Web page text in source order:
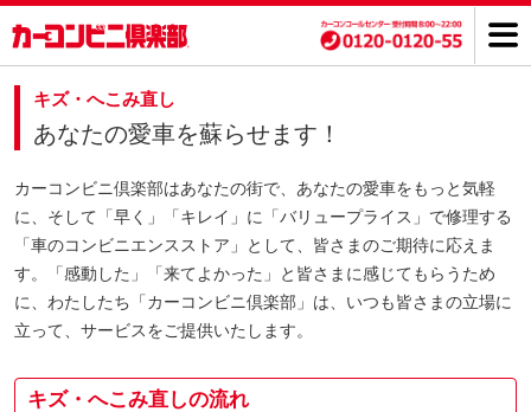
キズ・へこみ直し
あなたの愛車を蘇らせます！
カーコンビニ倶楽部はあなたの街で、あなたの愛車をもっと気軽
に、そして「早く」「キレイ」に「バリュープライス」で修理する
「車のコンビニエンスストア」として、皆さまのご期待に応えま
す。「感動した」「来てよかった」と皆さまに感じてもらうため
に、わたしたち「カーコンビニ倶楽部」は、いつも皆さまの立場に
立って、サービスをご提供いたします。
キズ・へこみ直しの流れ